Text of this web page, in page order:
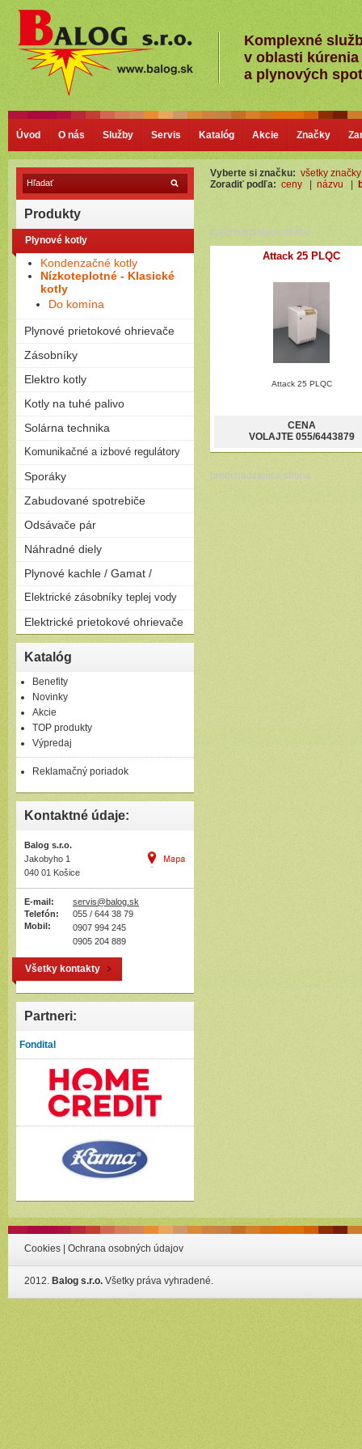
Komplexné
v oblasti kúrenia
a plynových
Úvod O nás Služby Servis Katalóg Akcie Značky
Produkty
Plynové kotly
Kondenzačné kotly
Nízkoteplotné - Klasické
kotly
Do komína
Plynové prietokové ohrievače
Plamienkové (s horáčikom)
Turbo (cez stenu - nútený
Zásobníky
Priamoohrievané zásobníky
Závesné
Elektro kotly
Len na kúrenie
zásobník)
Kotly na tuhé palivo
Splyňovacie - pyrolitické kotly
Peletizačné kotly
uhlie
Solárna technika
Solárne zostavy - ploché
Solárne zostavy - vákuové
Komunikačné a izbové regulátory
Regulátory
Sporáky
Plynové
Kombinované
Zabudované spotrebiče
Rúry
Umývačky riadu
Odsávače pár
Komínové
Ostrovčekové
Náhradné diely
Plynové kachle / Gamat /
Plynové kachle
Elektrické zásobníky teplej vody
Závesné
Ležaté
Elektrické prietokové ohrievače
Elektrické prietokové
ohrievače
Katalóg
Benefity
Novinky
Akcie
TOP produkty
Výpredaj
Reklamačný poriadok
Kontaktné údaje:
Balog s.r.o.
Jakobyho 1
040 01 Košice
E-mail:
servis@balog.sk
Telefón:
055 / 644 38 79
Mobil:
0907 994 245
0905 204 889
Všetky kontakty
Partneri:
Fondital
Vyberte si značku: všetky značky
Zoradiť podľa: ceny názvu
predchádzajúca strana
Attack 25 PLQC
Attack 25 PLQC
CENA
VOLAJTE 055/6443879
predchádzajúca strana
Cookies Ochrana osobných údajov
2012. Balog s.r.o. Všetky práva vyhradené.